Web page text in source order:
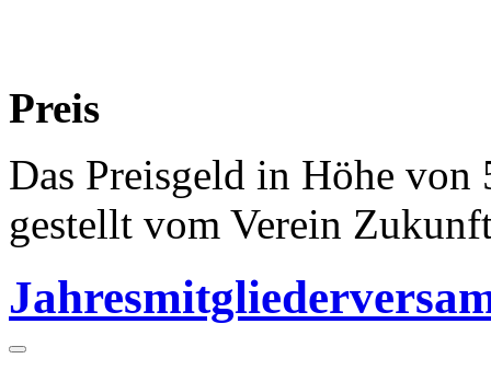
Preis
Das Preisgeld in Höhe
gestellt vom Verein